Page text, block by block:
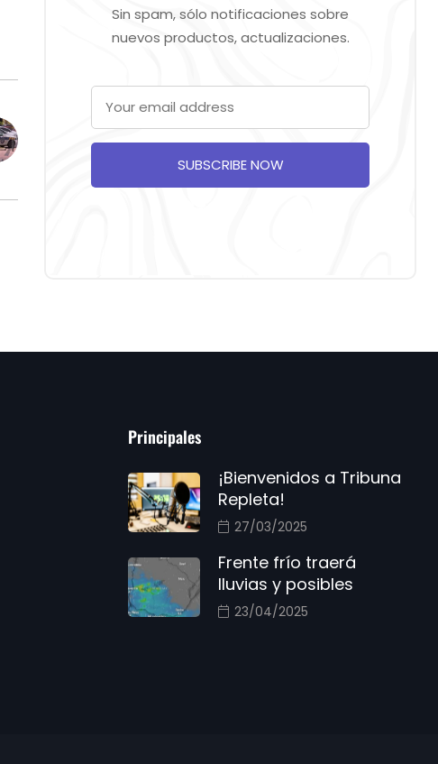
Sin spam, sólo notificaciones sobre
nuevos productos, actualizaciones.
SUBSCRIBE NOW
Principales
¡Bienvenidos a Tribuna
Repleta!
27/03/2025
Frente frío traerá
lluvias y posibles
23/04/2025